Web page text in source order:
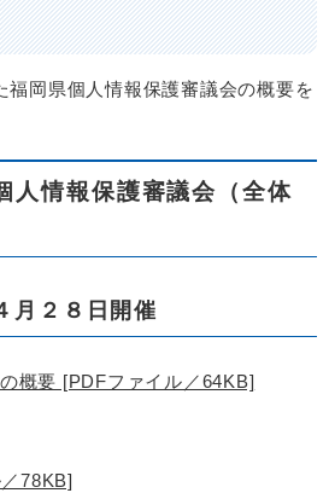
福岡県個人情報保護審議会の概要を
人情報保護審議会（全体
月２８日開催
概要 [PDFファイル／64KB]
78KB]